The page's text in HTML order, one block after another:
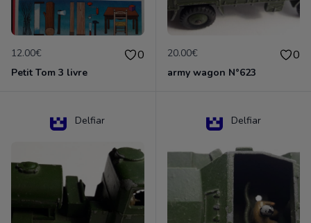
12.00€ 0
Petit Tom 3 livre
20.00€ 0
army wagon N°623
Delfiar Delfiar